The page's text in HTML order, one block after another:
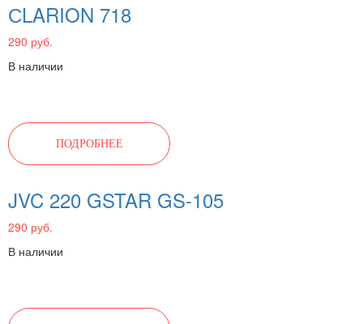
СLARION 718
290 руб.
В наличии
ПОДРОБНЕЕ
JVC 220 GSTAR GS-105
290 руб.
В наличии